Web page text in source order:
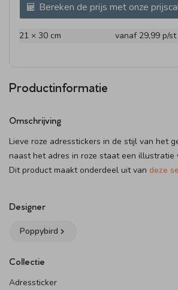
Bereken de prijs met onze
21 × 30 cm vanaf 29,99 p/st
Productinformatie
Omschrijving
Lieve roze adresstickers in de stijl van het
naast het adres in roze staat een illustratie
Dit product maakt onderdeel uit van deze
Designer
Poppybird
Collectie
Adressticker